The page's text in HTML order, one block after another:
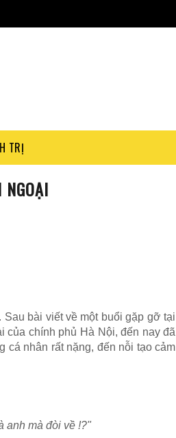
TRỊ
bài viết về một buổi gặp gỡ tại
chính phủ Hà Nội, đến nay đã
cá nhân rất nặng, đến nỗi tạo cảm
anh mà đòi về !?"